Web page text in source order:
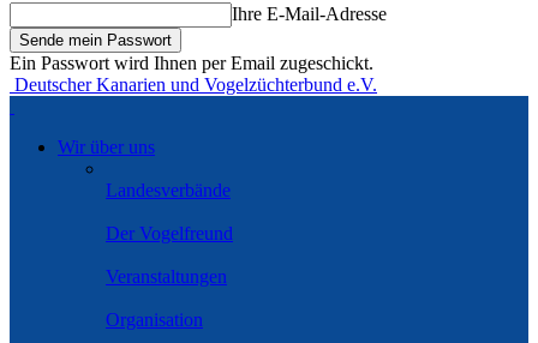
Ihre E-Mail-Adresse
Ein Passwort wird Ihnen per Email zugeschickt.
Deutscher Kanarien und Vogelzüchterbund e.V.
Wir über uns
Landesverbände
Der Vogelfreund
Veranstaltungen
Organisation